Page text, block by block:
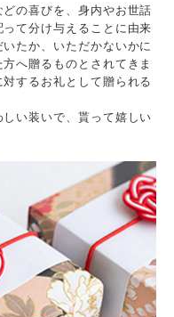
の喜びを、身内やお世話
て分け与えることに由来
たか、いただかないかに
へ贈るものとされてきま
するお礼として贈られる
い装いで、貰って嬉しい